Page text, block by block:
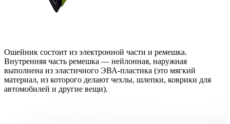
Ошейник состоит из электронной части и ремешка.
Внутренняя часть ремешка — нейлонная, наружная
выполнена из эластичного ЭВА-пластика (это мягкий
материал, из которого делают чехлы, шлепки, коврики для
автомобилей и другие вещи).